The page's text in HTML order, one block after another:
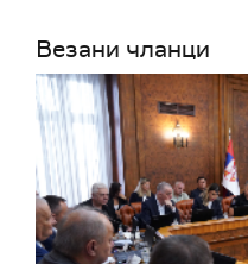
Везани чланци